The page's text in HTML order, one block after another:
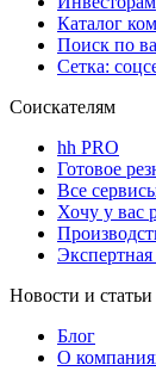
Каталог
Поиск по
Сетка:
Соискателям
hh PRO
Готовое
Все
Хочу у вас
Новости и статьи
Блог
О